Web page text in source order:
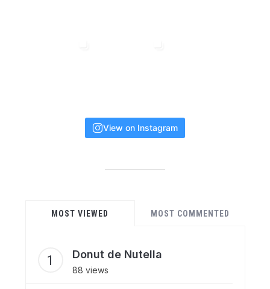
View on Instagram
MOST VIEWED MOST COMMENTED
Donut de Nutella
88 views